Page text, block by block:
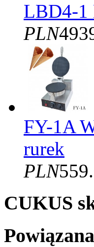
LBD4-1
PLN
FY-1A
rurek
PLN
CUKUS